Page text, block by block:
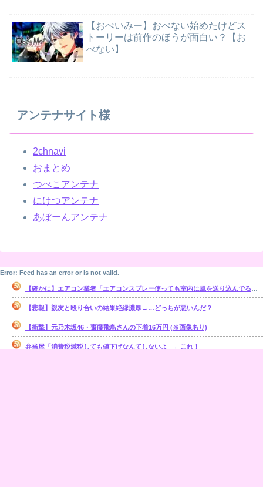
【おべいみー】おべない始めたけどス
トーリーは前作のほうが面白い？【お
べない】
アンテナサイト様
2chnavi
おまとめ
つべこアンテナ
にけつアンテナ
あぼーんアンテナ
Error: Feed has an error or is not valid.
【確かに】エアコン業者「エアコンスプレー使っても室内に風を送り込んでるファンは汚いままですよ」
【悲報】親友と殴り合いの結果絶縁濃厚→…どっちが悪いんだ？
【衝撃】元乃木坂46・齋藤飛鳥さんの下着16万円 (※画像あり)
弁当屋「消費税減税しても値下げなんてしないよ」←これ！